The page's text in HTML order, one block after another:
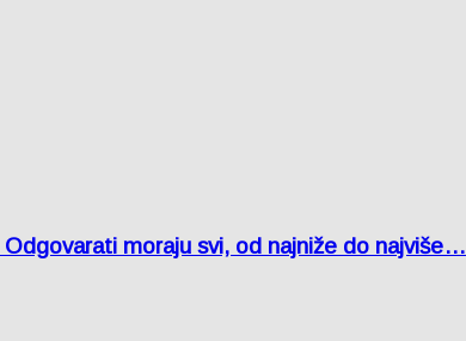
moraju svi, od najniže do najviše…